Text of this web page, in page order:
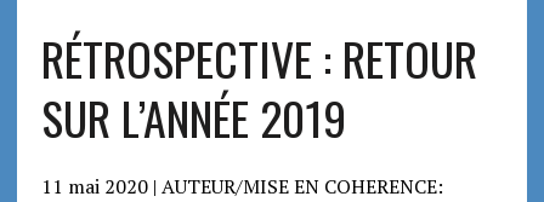
RÉTROSPECTIVE : RETOUR
SUR L’ANNÉE 2019
11 mai 2020 | AUTEUR/MISE EN COHERENCE: